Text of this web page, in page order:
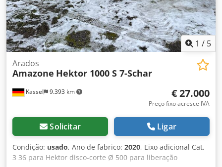
1 / 5
Kassel 9.393 km
Arados
Amazone Hektor 1000 S 7-Schar
€ 27.000
Preço fixo acresce IVA
Solicitar Ligar
Condição: usado, Ano de fabrico: 2020, Eixo adicional Cat.
3 36 para Hektor disco-corte Ø 500 para liberação